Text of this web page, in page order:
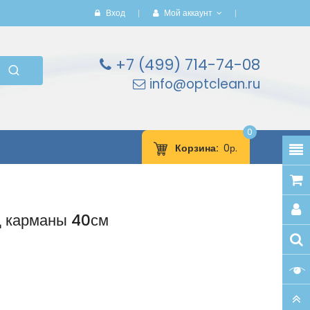
Вход Мой аккаунт
+7 (499) 714-74-08
info@optclean.ru
Корзина
0
0р.
карманы 40см